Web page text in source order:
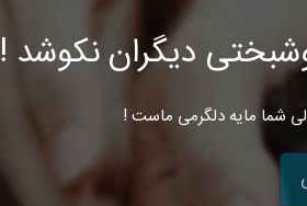
دیگران نکوشد !
شما مایه دلگرمی ماست !